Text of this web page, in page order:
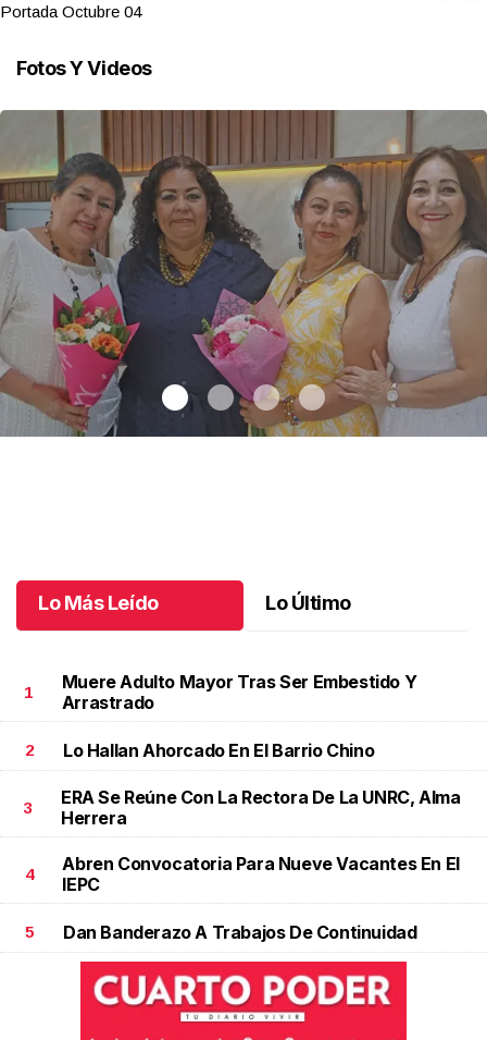
Portada Octubre 04
Fotos Y Videos
Lo Más Leído Lo Último
1
Muere Adulto Mayor Tras Ser Embestido Y
Arrastrado
2 Lo Hallan Ahorcado En El Barrio Chino
3
ERA Se Reúne Con La Rectora De La UNRC, Alma
Herrera
4
Abren Convocatoria Para Nueve Vacantes En El
IEPC
5 Dan Banderazo A Trabajos De Continuidad